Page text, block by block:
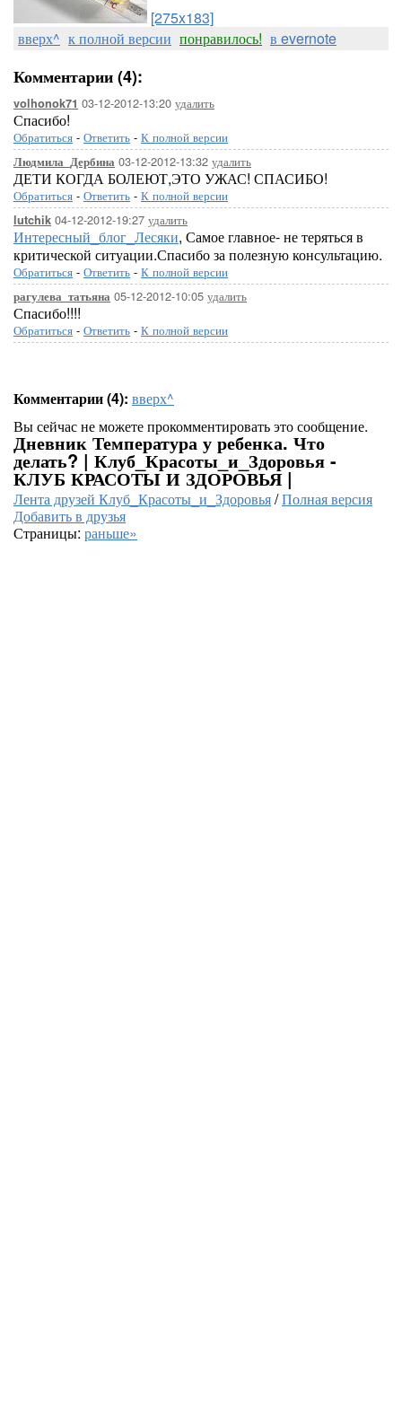
[275x183]
вверх^ к полной версии понравилось! в evernote
Комментарии (4):
volhonok71 03-12-2012-13:20 удалить
Спасибо!
Обратиться - Ответить - К полной версии
Людмила_Дербина 03-12-2012-13:32 удалить
ДЕТИ КОГДА БОЛЕЮТ,ЭТО УЖАС! СПАСИБО!
Обратиться - Ответить - К полной версии
lutchik 04-12-2012-19:27 удалить
Интересный_блог_Лесяки, Самое главное- не теряться в
критической ситуации.Спасибо за полезную консультацию.
Обратиться - Ответить - К полной версии
рагулева_татьяна 05-12-2012-10:05 удалить
Спасибо!!!!
Обратиться - Ответить - К полной версии
Комментарии (4): вверх^
Вы сейчас не можете прокомментировать это сообщение.
Дневник Температура у ребенка. Что
делать? | Клуб_Красоты_и_Здоровья -
КЛУБ КРАСОТЫ И ЗДОРОВЬЯ |
Лента друзей Клуб_Красоты_и_Здоровья/Полная версия
Добавить в друзья
Страницы: раньше»